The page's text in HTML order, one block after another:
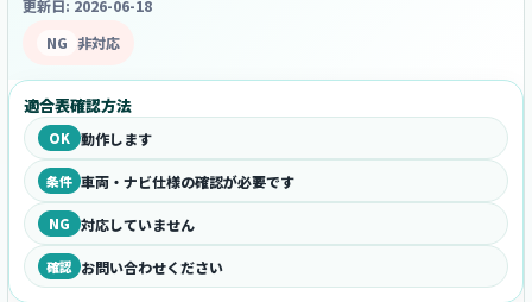
更新日: 2026-06-18
NG 非対応
適合表確認方法
OK 動作します
条件 車両・ナビ仕様の確認が必要です
NG 対応していません
確認 お問い合わせください